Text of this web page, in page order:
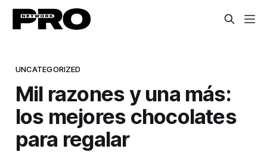
UNCATEGORIZED
Mil razones y una más:
los mejores chocolates
para regalar